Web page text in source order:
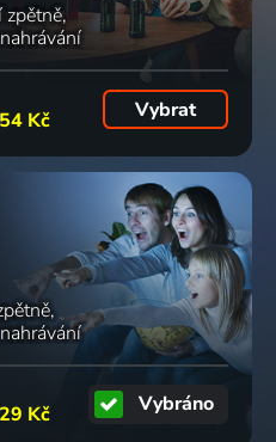
zpětně
Kč Vybrat
Kč Vybráno